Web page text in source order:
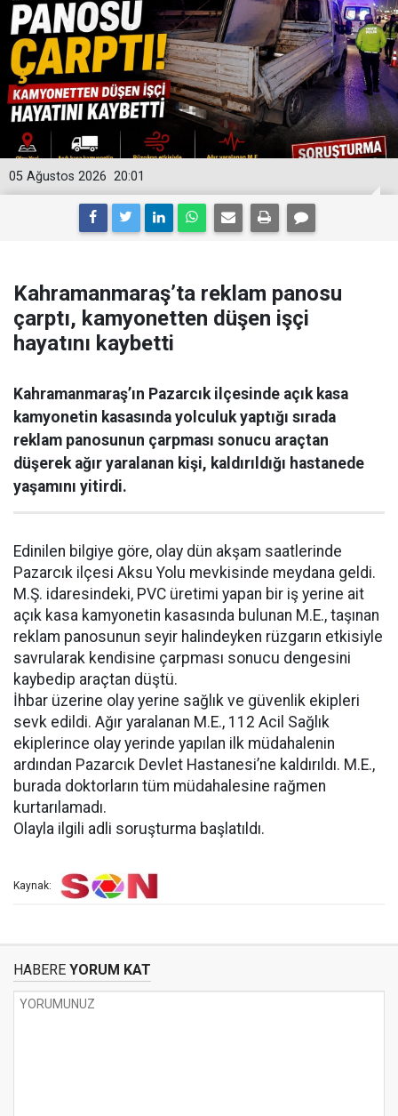
20:01
05 Ağustos 2026
Kahramanmaraş’ta reklam panosu
çarptı, kamyonetten düşen işçi
hayatını kaybetti
Kahramanmaraş’ın Pazarcık ilçesinde açık kasa
kamyonetin kasasında yolculuk yaptığı sırada
reklam panosunun çarpması sonucu araçtan
düşerek ağır yaralanan kişi, kaldırıldığı hastanede
yaşamını yitirdi.
Edinilen bilgiye göre, olay dün akşam saatlerinde
Pazarcık ilçesi Aksu Yolu mevkisinde meydana geldi.
M.Ş. idaresindeki, PVC üretimi yapan bir iş yerine ait
açık kasa kamyonetin kasasında bulunan M.E., taşınan
reklam panosunun seyir halindeyken rüzgarın etkisiyle
savrularak kendisine çarpması sonucu dengesini
kaybedip araçtan düştü.
İhbar üzerine olay yerine sağlık ve güvenlik ekipleri
sevk edildi. Ağır yaralanan M.E., 112 Acil Sağlık
ekiplerince olay yerinde yapılan ilk müdahalenin
ardından Pazarcık Devlet Hastanesi’ne kaldırıldı. M.E.,
burada doktorların tüm müdahalesine rağmen
kurtarılamadı.
Olayla ilgili adli soruşturma başlatıldı.
Kaynak:
HABERE YORUM KAT